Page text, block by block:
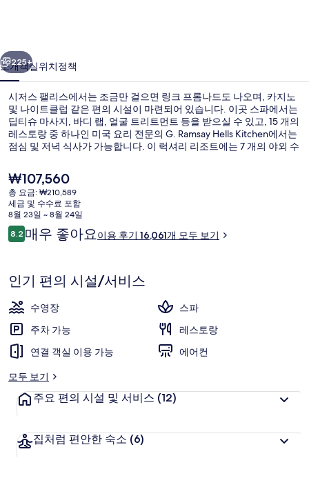
사
진
갤
러
리
다음
225+
소개객실위치정책
시저스 팰리스에서는 조금만 걸으면 링크 프롬나드도 나오며, 카지노
및 나이트클럽 같은 편의 시설이 마련되어 있습니다. 이곳 스파에서는
딥티슈 마사지, 바디 랩, 얼굴 트리트먼트 등을 받으실 수 있고, 15 개의
레스토랑 중 하나인 미국 요리 전문의 G. Ramsay Hells Kitchen에서는
점심 및 저녁 식사가 가능합니다. 이 럭셔리 리조트에는 7 개의 야외 수
곳의 편안한 침대 및 위치에 높은 평점을 주셨습니다. 이 숙박 시설은
대중 교통편을 이용하기가 편리해요. Harrah’s & The LINQ 역의 경우
7분만 걸으면 갈 수 있고 Flamingo - Caesars Palace 모노레일 역도 8분
거리에 있어요.
현
재
가
격
은
₩107,560
₩107,560
총 요금: ₩210,589
세금 및 수수료 포함
8월 23일 ~ 8월 24일
이
용
기
8.210점 만점 중 8.2점.
매우 좋아요이용 후기 16,061개 모두 보기
인기 편의 시설/서비스
수영장
스파
주차 가능
레스토랑
연결 객실 이용 가능
에어컨
모두 보기
주요 편의 시설 및 서비스 (12)
집처럼 편안한 숙소 (6)